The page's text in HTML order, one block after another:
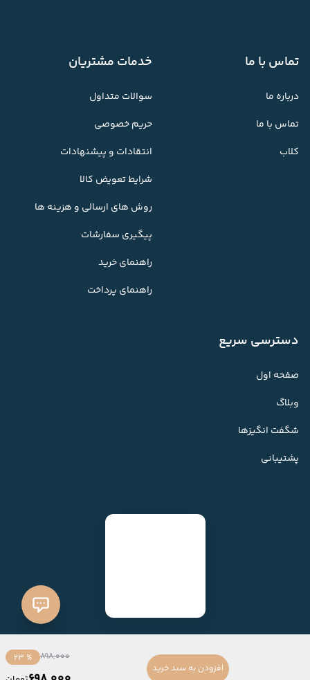
898,000
% 23
افزودن به سبد خرید
تماس با ما
درباره ما
تماس با ما
کلاب
خدمات مشتریان
سوالات متداول
حریم خصوصی
انتقادات و پیشنهادات
شرایط تعویض کالا
روش های ارسالی و هزینه ها
پیگیری سفارشات
راهنمای خرید
راهنمای پرداخت
دسترسی سریع
صفحه اول
وبلاگ
شگفت انگیزها
پشتیبانی